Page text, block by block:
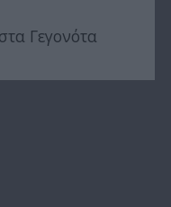
Γεγονότα